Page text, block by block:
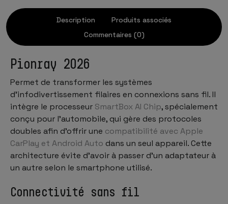
Description
Produits associés
Commentaires (0)
Pionray 2026
Permet de transformer les systèmes
d’infodivertissement filaires en connexions sans fil. Il
intègre le processeur SmartBox AI Chip, spécialement
conçu pour l’automobile, qui gère des protocoles
doubles afin d’offrir une compatibilité avec Apple
CarPlay et Android Auto dans un seul appareil. Cette
architecture évite d’avoir à passer d’un adaptateur à
un autre selon le smartphone utilisé.
Connectivité sans fil